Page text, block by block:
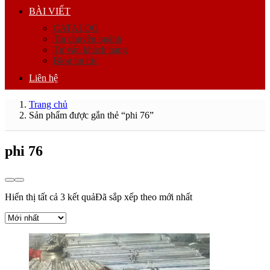
BÀI VIẾT
CATALOG
Tin chuyên ngành
Tư vấn khách hàng
Blog tin tức
Liên hệ
Trang chủ
Sản phẩm được gắn thẻ “phi 76”
phi 76
Hiển thị tất cả 3 kết quảĐã sắp xếp theo mới nhất